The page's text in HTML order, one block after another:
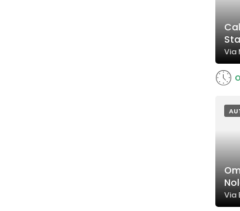
Via
Via